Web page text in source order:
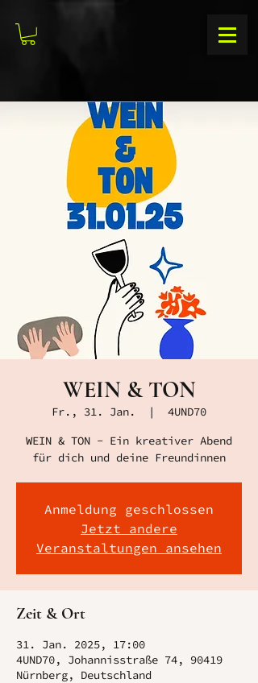
WEIN & TON
Fr., 31. Jan.
  |
4UND70
WEIN & TON - Ein kreativer Abend
für dich und deine Freundinnen
Anmeldung geschlossen
Jetzt andere
Veranstaltungen ansehen
Zeit & Ort
31. Jan. 2025, 17:00
4UND70, Johannisstraße 74, 90419
Nürnberg, Deutschland